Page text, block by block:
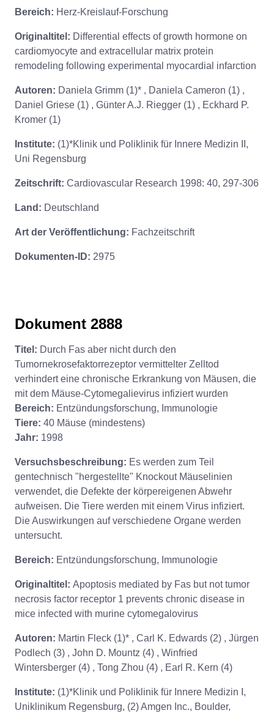
Bereich: Herz-Kreislauf-Forschung
Originaltitel: Differential effects of growth hormone on
cardiomyocyte and extracellular matrix protein
remodeling following experimental myocardial infarction
Autoren: Daniela Grimm (1)* , Daniela Cameron (1) ,
Daniel Griese (1) , Günter A.J. Riegger (1) , Eckhard P.
Kromer (1)
Institute: (1)*Klinik und Poliklinik für Innere Medizin II,
Uni Regensburg
Zeitschrift: Cardiovascular Research 1998: 40, 297-306
Land: Deutschland
Art der Veröffentlichung: Fachzeitschrift
Dokumenten-ID: 2975
Dokument 2888
Titel: Durch Fas aber nicht durch den
Tumornekrosefaktorrezeptor vermittelter Zelltod
verhindert eine chronische Erkrankung von Mäusen, die
mit dem Mäuse-Cytomegalievirus infiziert wurden
Bereich: Entzündungsforschung, Immunologie
Tiere: 40 Mäuse (mindestens)
Jahr: 1998
Versuchsbeschreibung: Es werden zum Teil
gentechnisch "hergestellte" Knockout Mäuselinien
verwendet, die Defekte der körpereigenen Abwehr
aufweisen. Die Tiere werden mit einem Virus infiziert.
Die Auswirkungen auf verschiedene Organe werden
untersucht.
Bereich: Entzündungsforschung, Immunologie
Originaltitel: Apoptosis mediated by Fas but not tumor
necrosis factor receptor 1 prevents chronic disease in
mice infected with murine cytomegalovirus
Autoren: Martin Fleck (1)* , Carl K. Edwards (2) , Jürgen
Podlech (3) , John D. Mountz (4) , Winfried
Wintersberger (4) , Tong Zhou (4) , Earl R. Kern (4)
Institute: (1)*Klinik und Poliklinik für Innere Medizin I,
Uniklinikum Regensburg, (2) Amgen Inc., Boulder,